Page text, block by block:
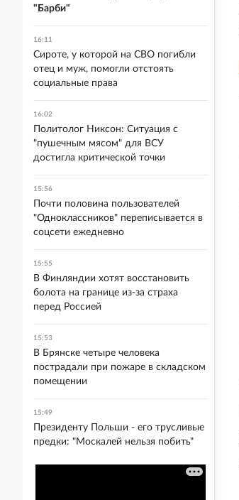
"Барби"
16:11
Сироте, у которой на СВО погибли
отец и муж, помогли отстоять
социальные права
16:02
Политолог Никсон: Ситуация с
"пушечным мясом" для ВСУ
достигла критической точки
15:56
Почти половина пользователей
"Одноклассников" переписывается в
соцсети ежедневно
15:55
В Финляндии хотят восстановить
болота на границе из-за страха
перед Россией
15:53
В Брянске четыре человека
пострадали при пожаре в складском
помещении
15:49
Президенту Польши - его трусливые
предки: "Москалей нельзя побить"